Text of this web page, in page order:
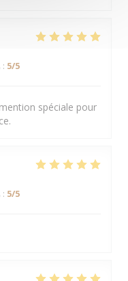
: 5/5
spéciale pour
: 5/5